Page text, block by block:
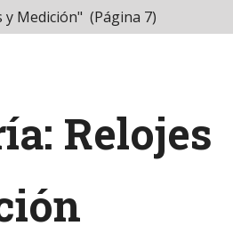
y Medición" (Página 7)
Relojes